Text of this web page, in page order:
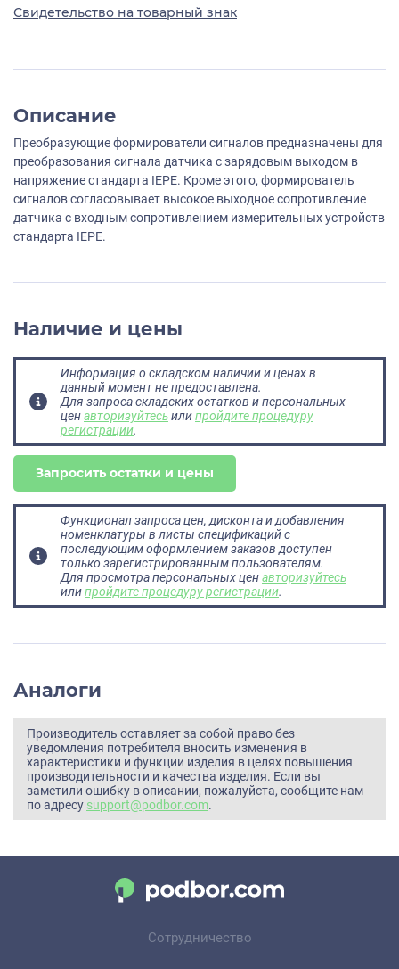
Свидетельство на товарный знак
Описание
Преобразующие формирователи сигналов предназначены для
преобразования сигнала датчика с зарядовым выходом в
напряжение стандарта IEPE. Кроме этого, формирователь
сигналов согласовывает высокое выходное сопротивление
датчика с входным сопротивлением измерительных устройств
стандарта IEPE.
Наличие и цены
Информация о складском наличии и ценах в
данный момент не предоставлена.
Для запроса складских остатков и персональных
ценавторизуйтесьилипройдите процедуру
регистрации.
Запросить остатки и цены
Функционал запроса цен, дисконта и добавления
номенклатуры в листы спецификаций с
последующим оформлением заказов доступен
только зарегистрированным пользователям.
Для просмотра персональных ценавторизуйтесь
илипройдите процедуру регистрации.
Аналоги
Производитель оставляет за собой право без
уведомления потребителя вносить изменения в
характеристики и функции изделия в целях повышения
производительности и качества изделия. Если вы
заметили ошибку в описании, пожалуйста, сообщите нам
по адресу support@podbor.com.
Сотрудничество